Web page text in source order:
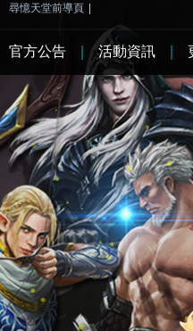
尋憶天堂前導頁